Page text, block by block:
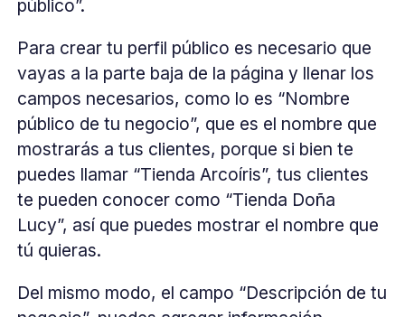
público”.
Para crear tu perfil público es necesario que
vayas a la parte baja de la página y llenar los
campos necesarios, como lo es “Nombre
público de tu negocio”, que es el nombre que
mostrarás a tus clientes, porque si bien te
puedes llamar “Tienda Arcoíris”, tus clientes
te pueden conocer como “Tienda Doña
Lucy”, así que puedes mostrar el nombre que
tú quieras.
Del mismo modo, el campo “Descripción de tu